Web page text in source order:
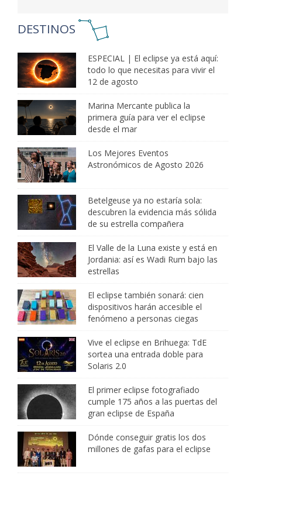
DESTINOS
ESPECIAL | El eclipse ya está aquí:
todo lo que necesitas para vivir el
12 de agosto
Marina Mercante publica la
primera guía para ver el eclipse
desde el mar
Los Mejores Eventos
Astronómicos de Agosto 2026
Betelgeuse ya no estaría sola:
descubren la evidencia más sólida
de su estrella compañera
El Valle de la Luna existe y está en
Jordania: así es Wadi Rum bajo las
estrellas
El eclipse también sonará: cien
dispositivos harán accesible el
fenómeno a personas ciegas
Vive el eclipse en Brihuega: TdE
sortea una entrada doble para
Solaris 2.0
El primer eclipse fotografiado
cumple 175 años a las puertas del
gran eclipse de España
Dónde conseguir gratis los dos
millones de gafas para el eclipse